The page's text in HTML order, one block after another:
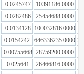
-0.0245747 10391186.0000
-0.0282486 25454688.0000
-0.0134128 100032816.0000
0.0154242 646336235.0000
-0.00755668 28759200.0000
-0.025641 26466816.0000